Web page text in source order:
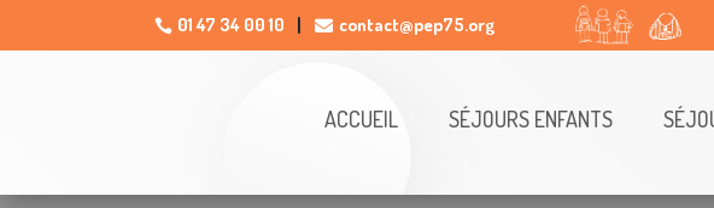
01 47 34 00 10 contact@pep75.org
ACCUEIL SÉJOURS ENFANTS